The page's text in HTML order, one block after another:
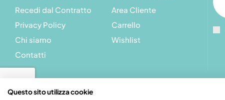
Recedi dal Contratto
Privacy Policy
Chi siamo
Contatti
Area Cliente
Carrello
Wishlist
Questo sito utilizza cookie